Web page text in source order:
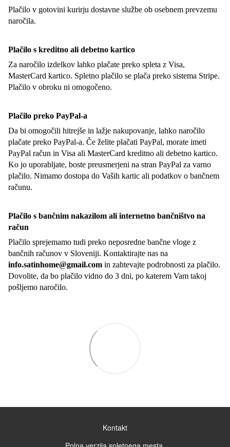
Plačilo v gotovini kurirju dostavne službe ob osebnem prevzemu
naročila.
Plačilo s kreditno ali debetno kartico
Za naročilo izdelkov lahko plačate preko spleta z Visa,
MasterCard kartico. Spletno plačilo se plača preko sistema Stripe.
Plačilo v obroku ni omogočeno.
Plačilo preko PayPal-a
Da bi omogočili hitrejše in lažje nakupovanje, lahko naročilo
plačate preko PayPal-a. Če želite plačati PayPal, morate imeti
PayPal račun in Visa ali MasterCard kreditno ali debetno kartico.
Ko jo uporabljate, boste preusmerjeni na stran PayPal za varno
plačilo. Nimamo dostopa do Vaših kartic ali podatkov o bančnem
računu.
Plačilo s bančnim nakazilom ali internetno bančništvo na
račun
Plačilo sprejemamo tudi preko neposredne bančne vloge z
bančnih računov v Sloveniji. Kontaktirajte nas na
info.satinhome@gmail.com in zahtevajte podrobnosti za plačilo.
Dovolite, da bo plačilo vidno do 3 dni, po katerem Vam takoj
pošljemo naročilo.
Kontakt